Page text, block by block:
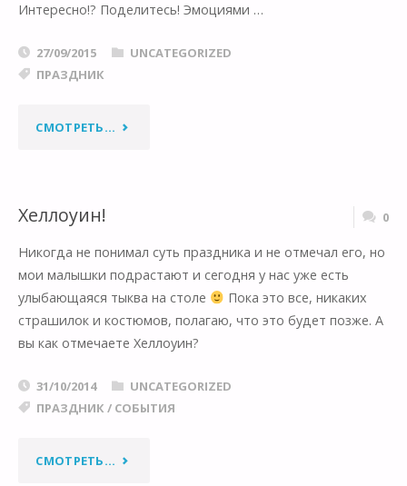
Интересно!? Поделитесь! Эмоциями …
27/09/2015
UNCATEGORIZED
ПРАЗДНИК
СМОТРЕТЬ... "СЕГОДНЯ
ДРУЗЬЯ!"
Хеллоуин! 0
Никогда не понимал суть праздника и не отмечал его, но
мои малышки подрастают и сегодня у нас уже есть
улыбающаяся тыква на столе
Пока это все, никаких
страшилок и костюмов, полагаю, что это будет позже. А
вы как отмечаете Хеллоуин?
31/10/2014
UNCATEGORIZED
ПРАЗДНИК / СОБЫТИЯ
СМОТРЕТЬ... "ХЕЛЛОУИН!"